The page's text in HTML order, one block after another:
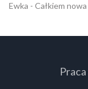
Ewka - Całkiem